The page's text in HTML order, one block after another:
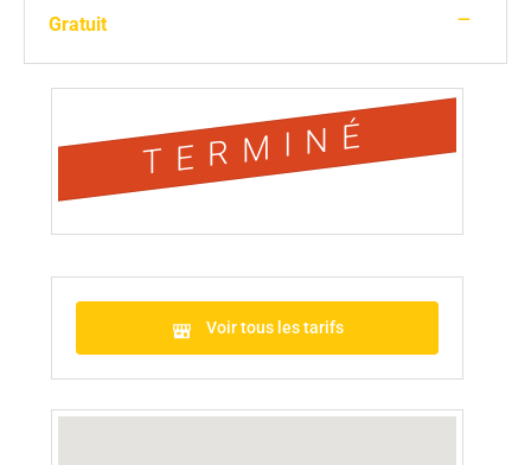
Gratuit —
TERMINÉ
Voir tous les tarifs